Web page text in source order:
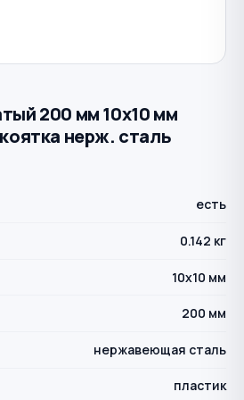
200 мм 10х10 мм
нерж. сталь
есть
0.142 кг
10х10 мм
200 мм
нержавеющая сталь
пластик